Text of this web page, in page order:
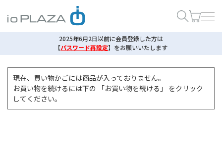
2025年6月2日以前に会員登録した方は
【パスワード再設定】 をお願いいたします
現在、買い物かごには商品が入っておりません。
お買い物を続けるには下の 「お買い物を続ける」 をクリック
してください。